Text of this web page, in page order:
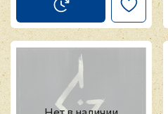
Нет в наличии